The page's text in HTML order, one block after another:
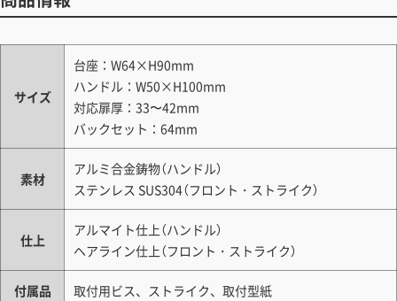
サイズ
台座：W64×H90mm
ハンドル：W50×H100mm
対応扉厚：33〜42mm
バックセット：64mm
素材
アルミ合金鋳物（ハンドル）
ステンレス SUS304（フロント・ストライク）
仕上
アルマイト仕上（ハンドル）
ヘアライン仕上（フロント・ストライク）
付属品 取付用ビス、ストライク、取付型紙